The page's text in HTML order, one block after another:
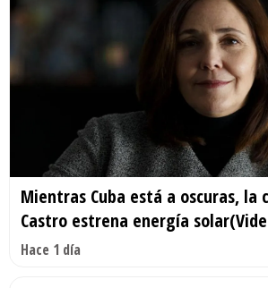
Mientras Cuba está a oscuras, la
Castro estrena energía
Hace 1 día